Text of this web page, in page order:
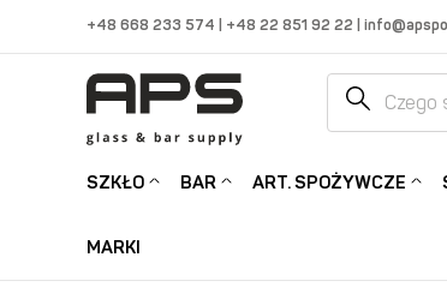
+48 668 233 574 | +48 22 851 92 22 |
SZKŁO BAR ART. SPOŻYWCZE
MARKI